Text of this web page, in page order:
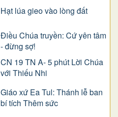
Hạt lúa gieo vào lòng đất
Điều Chúa truyền: Cứ yên tâm
- đừng sợ!
CN 19 TN A- 5 phút Lời Chúa
với Thiếu Nhi
Giáo xứ Ea Tul: Thánh lễ ban
bí tích Thêm sức